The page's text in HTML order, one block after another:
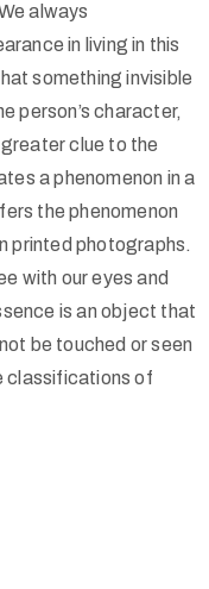
always
in living in this
something invisible
person’s character,
clue to the
a phenomenon in a
the phenomenon
printed photographs.
with our eyes and
is an object that
be touched or seen
classifications of